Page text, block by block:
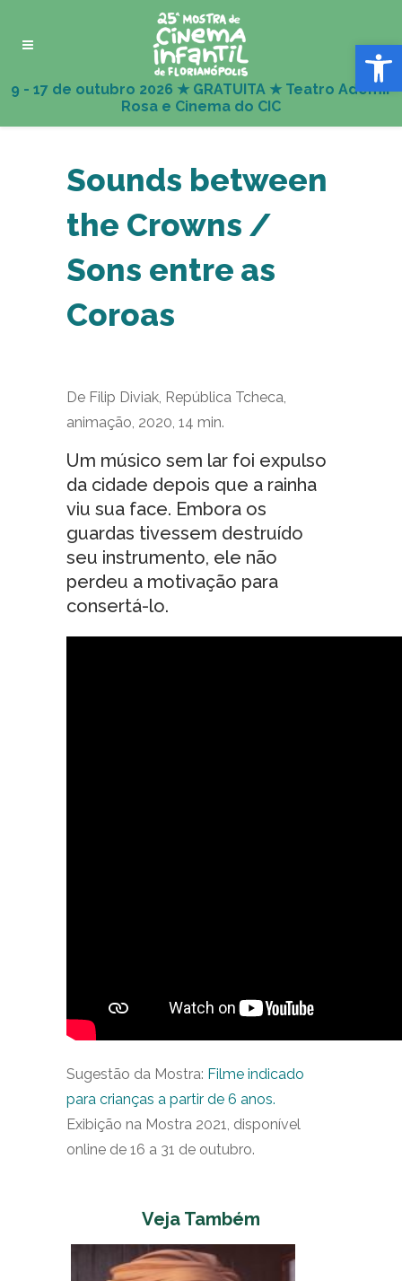
Abrir
Sounds between
the Crowns /
Sons entre as
Coroas
De Filip Diviak, República Tcheca,
animação, 2020, 14 min.
Um músico sem lar foi expulso
da cidade depois que a rainha
viu sua face. Embora os
guardas tivessem destruído
seu instrumento, ele não
perdeu a motivação para
consertá-lo.
Sugestão da Mostra: Filme indicado
para crianças a partir de 6 anos.
Exibição na Mostra 2021, disponível
online de 16 a 31 de outubro.
Veja Também